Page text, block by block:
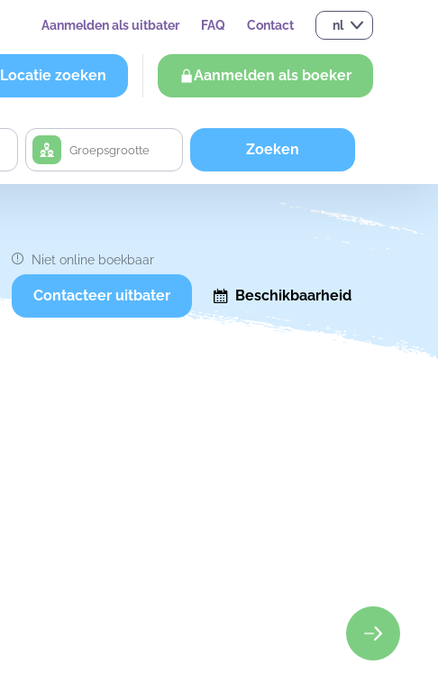
Aanmelden als uitbater FAQ Contact nl
Locatie zoeken Aanmelden als boeker
Zoeken
Niet online boekbaar
Contacteer uitbater Beschikbaarheid